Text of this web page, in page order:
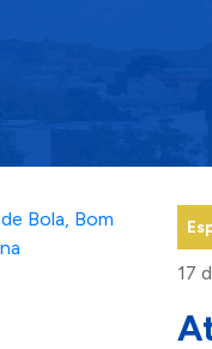
17